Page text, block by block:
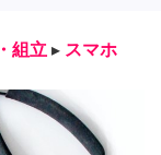
組立 ▸ スマホ